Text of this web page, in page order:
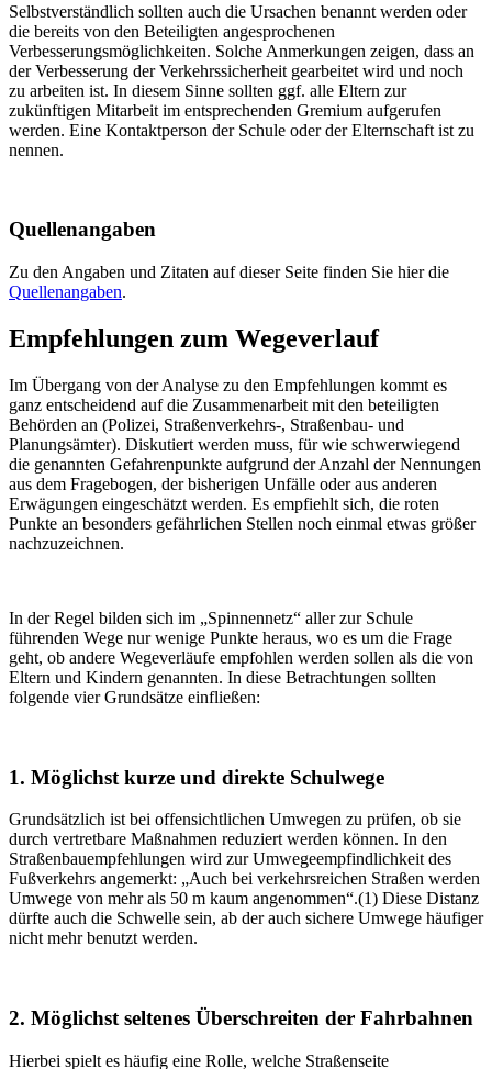
Selbstverständlich sollten auch die Ursachen benannt werden oder
die bereits von den Beteiligten angesprochenen
Verbesserungsmöglichkeiten. Solche Anmerkungen zeigen, dass an
der Verbesserung der Verkehrssicherheit gearbeitet wird und noch
zu arbeiten ist. In diesem Sinne sollten ggf. alle Eltern zur
zukünftigen Mitarbeit im entsprechenden Gremium aufgerufen
werden. Eine Kontaktperson der Schule oder der Elternschaft ist zu
nennen.
Quellenangaben
Zu den Angaben und Zitaten auf dieser Seite finden Sie hier die
Quellenangaben.
Empfehlungen zum Wegeverlauf
Im Übergang von der Analyse zu den Empfehlungen kommt es
ganz entscheidend auf die Zusammenarbeit mit den beteiligten
Behörden an (Polizei, Straßenverkehrs-, Straßenbau- und
Planungsämter). Diskutiert werden muss, für wie schwerwiegend
die genannten Gefahrenpunkte aufgrund der Anzahl der Nennungen
aus dem Fragebogen, der bisherigen Unfälle oder aus anderen
Erwägungen eingeschätzt werden. Es empfiehlt sich, die roten
Punkte an besonders gefährlichen Stellen noch einmal etwas größer
nachzuzeichnen.
In der Regel bilden sich im „Spinnennetz“ aller zur Schule
führenden Wege nur wenige Punkte heraus, wo es um die Frage
geht, ob andere Wegeverläufe empfohlen werden sollen als die von
Eltern und Kindern genannten. In diese Betrachtungen sollten
folgende vier Grundsätze einfließen:
1. Möglichst kurze und direkte Schulwege
Grundsätzlich ist bei offensichtlichen Umwegen zu prüfen, ob sie
durch vertretbare Maßnahmen reduziert werden können. In den
Straßenbauempfehlungen wird zur Umwegeempfindlichkeit des
Fußverkehrs angemerkt: „Auch bei verkehrsreichen Straßen werden
Umwege von mehr als 50 m kaum angenommen“.(1) Diese Distanz
dürfte auch die Schwelle sein, ab der auch sichere Umwege häufiger
nicht mehr benutzt werden.
2. Möglichst seltenes Überschreiten der Fahrbahnen
Hierbei spielt es häufig eine Rolle, welche Straßenseite